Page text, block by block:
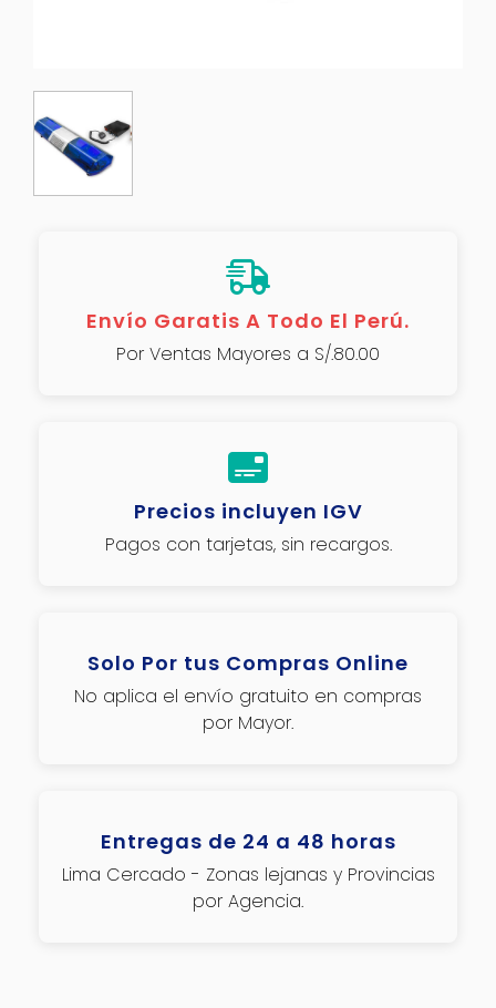
Envío Garatis A Todo El Perú.
Por Ventas Mayores a S/.80.00
Precios incluyen IGV
Pagos con tarjetas, sin recargos.
Solo Por tus Compras Online
No aplica el envío gratuito en compras
por Mayor.
Entregas de 24 a 48 horas
Lima Cercado - Zonas lejanas y Provincias
por Agencia.